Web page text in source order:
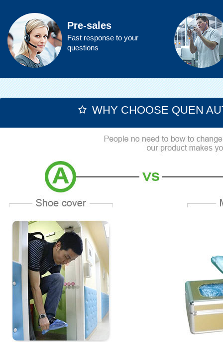
Pre-sales
Fast response to your
questions
WHY CHOOSE QUEN